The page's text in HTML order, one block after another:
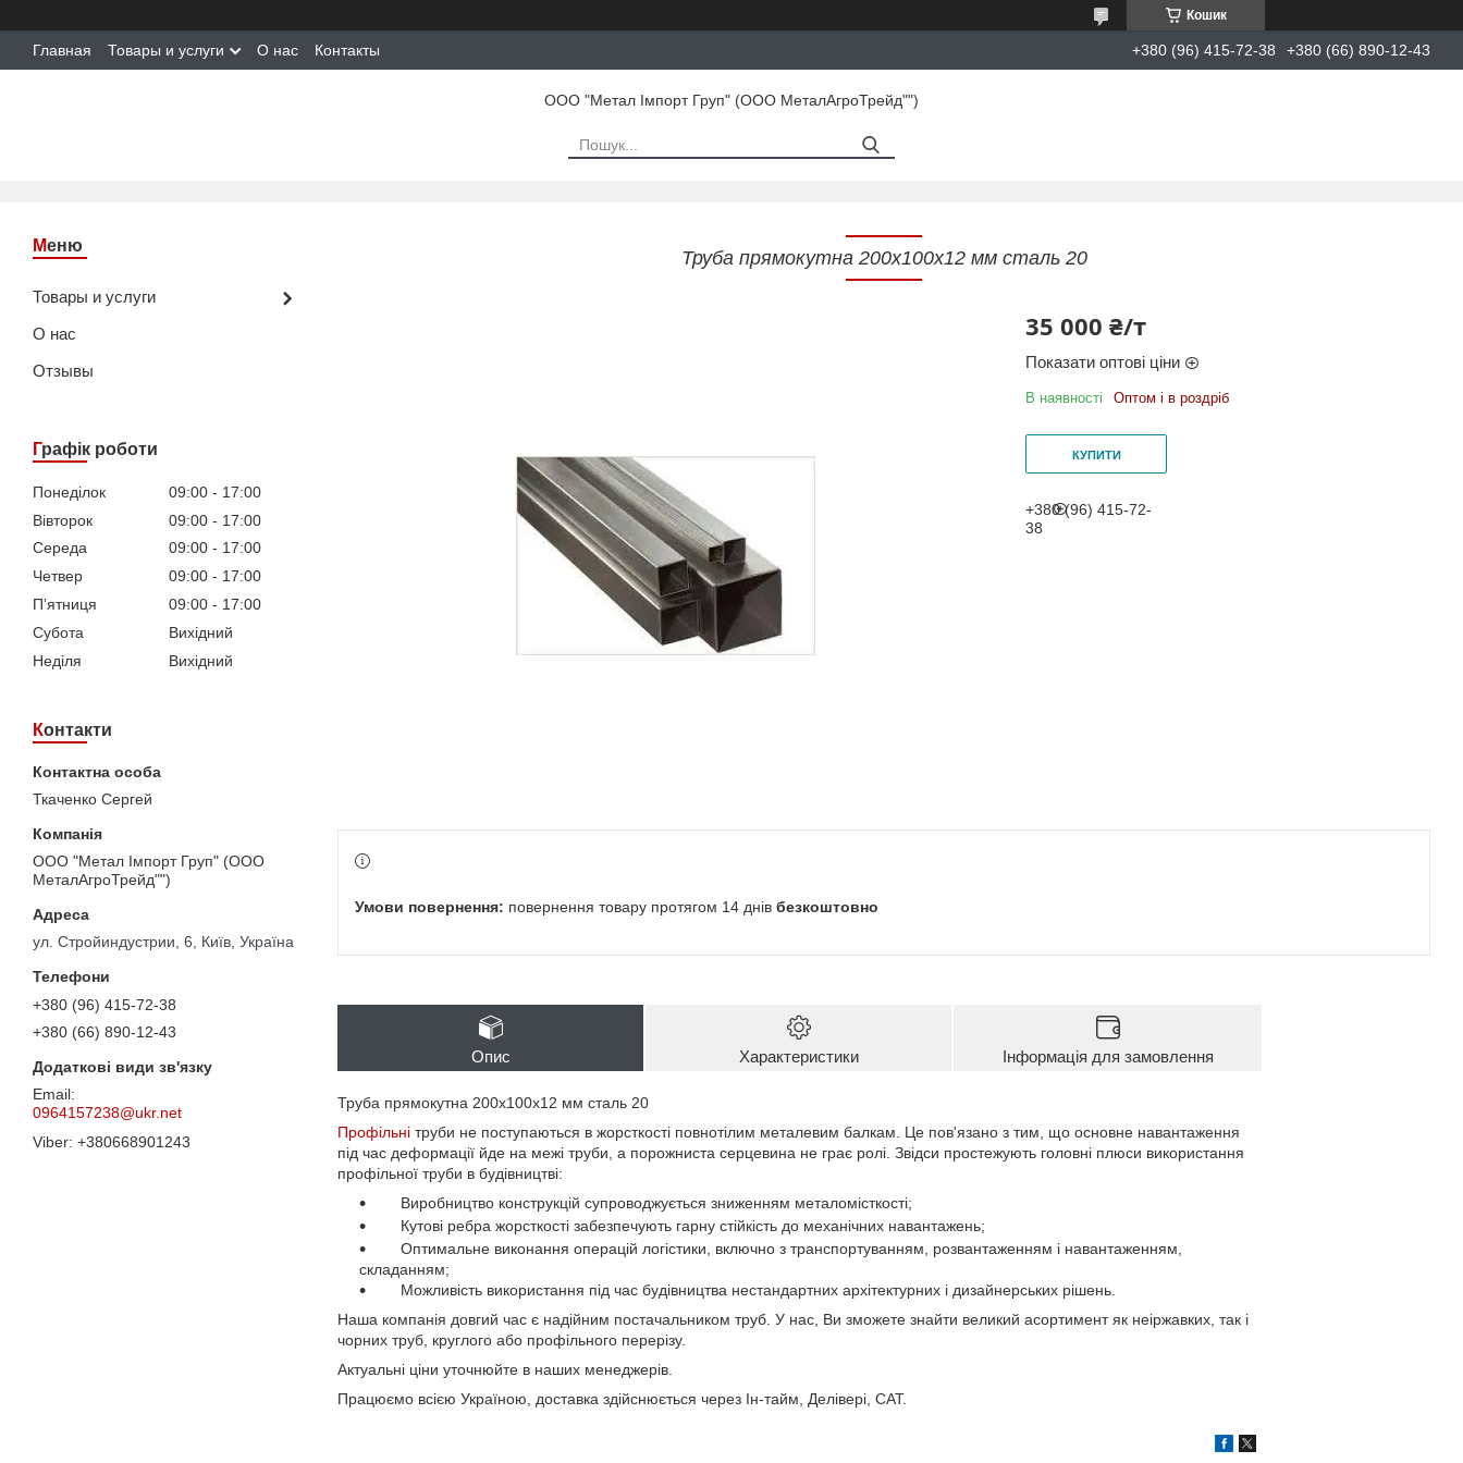
Кошик
Главная Товары и услуги О нас Контакты +380 (96) 415-72-38 +380 (66) 890-12-43
ООО "Метал Імпорт Груп" (ООО МеталАгроТрейд"")
Товары и услуги
О нас
Отзывы
Графік роботи
Понеділок 09:00
17:00
Вівторок
09:00
17:00
Середа
09:00
17:00
Четвер
09:00
17:00
Пʼятниця
09:00
17:00
Субота
Вихідний
Неділя
Вихідний
Контакти
Ткаченко Сергей
ООО "Метал Імпорт Груп" (ООО
МеталАгроТрейд"")
ул. Стройиндустрии, 6, Київ, Україна
+380 (96) 415-72-38
+380 (66) 890-12-43
0964157238@ukr.net
+380668901243
Труба прямокутна 200х100х12 мм сталь 20
35 000 ₴/т
Показати оптові ціни
В наявності Оптом і в роздріб
КУПИТИ
+380 (96) 415-72-
38
повернення товару протягом 14 днів безкоштовно
Опис Характеристики Інформація для замовлення
Труба прямокутна 200х100х12 мм сталь 20
Профільні труби не поступаються в жорсткості повнотілим металевим балкам. Це пов'язано з тим, що основне навантаження
під час деформації йде на межі труби, а порожниста серцевина не грає ролі. Звідси простежують головні плюси використання
профільної труби в будівництві:
Виробництво конструкцій супроводжується зниженням металомісткості;
Кутові ребра жорсткості забезпечують гарну стійкість до механічних навантажень;
Оптимальне виконання операцій логістики, включно з транспортуванням, розвантаженням і навантаженням,
складанням;
Можливість використання під час будівництва нестандартних архітектурних і дизайнерських рішень.
Наша компанія довгий час є надійним постачальником труб. У нас, Ви зможете знайти великий асортимент як неіржавких, так і
чорних труб, круглого або профільного перерізу.
Актуальні ціни уточнюйте в наших менеджерів.
Працюємо всією Україною, доставка здійснюється через Ін-тайм, Делівері, САТ.